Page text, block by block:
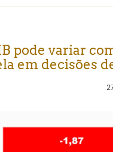
pode variar
em decisões